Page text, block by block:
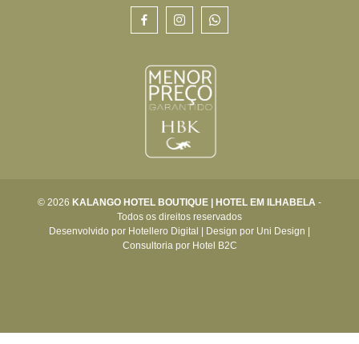
© 2026 KALANGO HOTEL BOUTIQUE | HOTEL EM ILHABELA -
Todos os direitos reservados
Desenvolvido por Hotellero Digital Design por Uni Design
Consultoria por Hotel B2C